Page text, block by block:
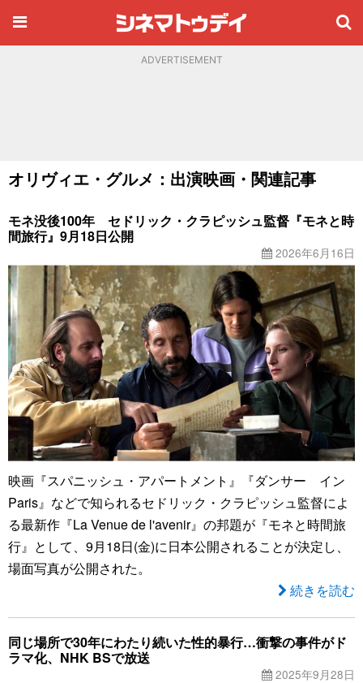
ADVERTISEMENT
オリヴィエ・グルメ：出演映画・関連記事
モネ没後100年 セドリック・クラピッシュ監督『モネと時
間旅行』9月18日公開
2026年6月16日
映画『スパニッシュ・アパートメント』『ダンサー イン
Paris』などで知られるセドリック・クラピッシュ監督によ
る最新作『La Venue de l'avenir』の邦題が『モネと時間旅
行』として、9月18日(金)に日本公開されることが決定し、
場面写真が公開された。
続きを読む
同じ場所で30年にわたり続いた性的暴行…衝撃の事件がド
ラマ化、NHK BSで放送
2025年9月28日